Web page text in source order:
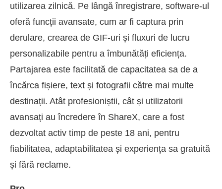
utilizarea zilnică. Pe lângă înregistrare, software-ul
oferă funcții avansate, cum ar fi captura prin
derulare, crearea de GIF-uri și fluxuri de lucru
personalizabile pentru a îmbunătăți eficiența.
Partajarea este facilitată de capacitatea sa de a
încărca fișiere, text și fotografii către mai multe
destinații. Atât profesioniștii, cât și utilizatorii
avansați au încredere în ShareX, care a fost
dezvoltat activ timp de peste 18 ani, pentru
fiabilitatea, adaptabilitatea și experiența sa gratuită
și fără reclame.